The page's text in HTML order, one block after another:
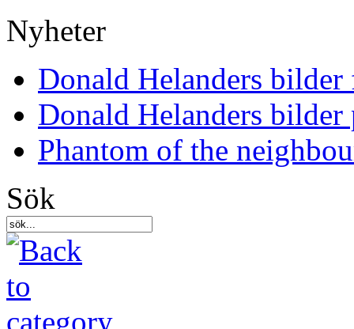
Nyheter
Donald Helanders
Donald Helanders
Phantom of the
Sök